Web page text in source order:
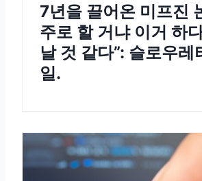
7년을 끌어온 미프진
주로 할 거냐 이거 하
날 것 같다”: 슬로우레
일.